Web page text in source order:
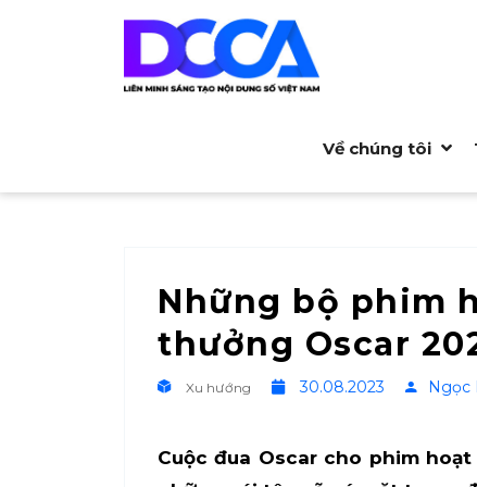
Về chúng tôi
Những bộ phim
thưởng Oscar
Xu hướng 30.08.2023 Ngọc
Cuộc đua Oscar cho phim